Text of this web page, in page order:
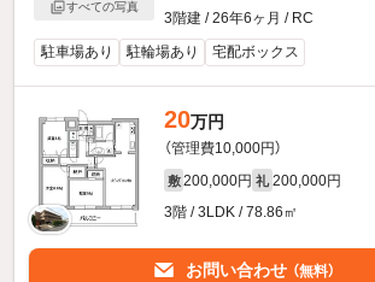
すべての写真
3階建 / 26年6ヶ月 / RC
駐車場あり
駐輪場あり 宅配ボックス
20万円
（管理費10,000円）
敷 200,000円 礼 200,000円
3階 / 3LDK / 78.86㎡
お問い合わせ （無料）